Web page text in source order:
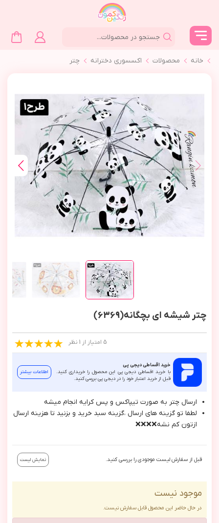
خانه محصولات اکسسوری دخترانه چتر
چتر شیشه ای بچگانه(6369)
5 امتیاز از 1 نظر
خرید اقساطی دیجی پی
با خرید اقساطی دیجی پی این محصول را خریداری کنید.
قبل از خرید اعتبار خود را در دیجی پی بررسی کنید.
اطلاعات بیشتر
ارسال چتر به صورت تيپاكس و پس كرايه انجام ميشه
لطفا تو گزينه هاي ارسال ،گزينه سبد خريد و بزنيد تا هزينه ارسال
ازتون كم نشه❌❌❌❌
قبل از سفارش لیست موجودی را بررسی کنید. نمایش لیست
موجود نیست
در حال حاضر این محصول قابل سفارش نیست.